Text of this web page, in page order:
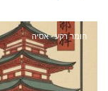
חומר רקע - אסיה